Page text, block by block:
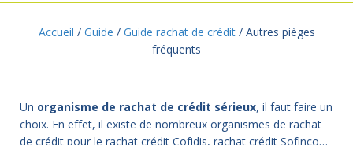
Accueil / Guide / Guide rachat de crédit/ Autres pièges
fréquents
Un organisme de rachat de crédit sérieux, il faut faire un
choix. En effet, il existe de nombreux organismes de rachat
de crédit pour le rachat crédit Cofidis, rachat crédit Sofinco…